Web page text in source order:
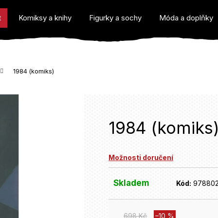
Komiksy a knihy Figurky a sochy Móda a doplňky
1984 (komiks)
1984 (komiks)
Možnosti doručení
Skladem Kód:
698 Kč –10 %